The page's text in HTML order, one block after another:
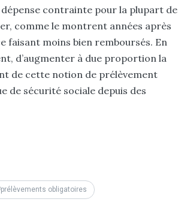
contrainte pour la plupart de
comme le montrent années après
faisant moins bien remboursés. En
d’augmenter à due proportion la
de cette notion de prélèvement
de sécurité sociale depuis des
prélèvements obligatoires